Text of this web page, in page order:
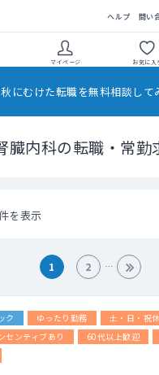
ヘルプ 問い
マイページ お気に入
秋にむけた転職を無料相談して
臓内科の転職・常勤
を表示
1 2
ク ゆったり勤務 土・日・祝
センティブあり 60代以上歓迎